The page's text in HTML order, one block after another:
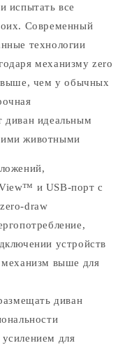
испытать все
Современный
технологии
механизму zero
выше, чем у обычных
диван идеальным
животными
и USB-порт с
draw
устройств
выше для
диван
для